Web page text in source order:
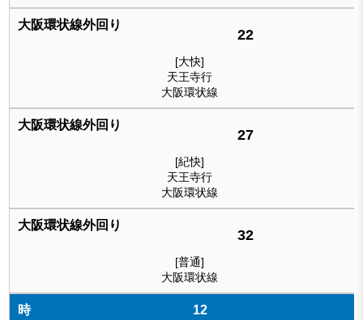
22
[大快]
天王寺行
大阪環状線
27
[紀快]
天王寺行
大阪環状線
32
[普通]
大阪環状線
12